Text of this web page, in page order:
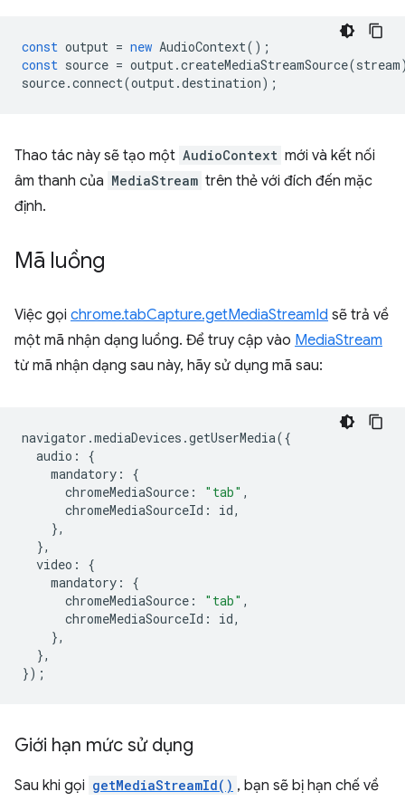
const output = new AudioContext();
const source = output.createMediaStreamSource(stream
source.connect(output.destination);
Thao tác này sẽ tạo một AudioContext mới và kết nối
âm thanh của MediaStream trên thẻ với đích đến mặc
định.
Mã luồng
Việc gọi chrome.tabCapture.getMediaStreamId sẽ trả về
một mã nhận dạng luồng. Để truy cập vào MediaStream
từ mã nhận dạng sau này, hãy sử dụng mã sau:
navigator .mediaDevices .getUserMedia({
audio :
{
mandatory :
{
chromeMediaSource : "tab" ,
chromeMediaSourceId : id,
},
},
video :
{
mandatory :
{
chromeMediaSource : "tab" ,
chromeMediaSourceId : id,
},
},
});
Giới hạn mức sử dụng
Sau khi gọi getMediaStreamId() , bạn sẽ bị hạn chế về